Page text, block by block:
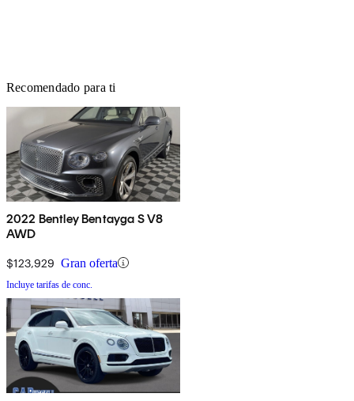
Recomendado para ti
2022 Bentley Bentayga S V8
AWD
$123,929 Gran oferta
Incluye tarifas de conc.